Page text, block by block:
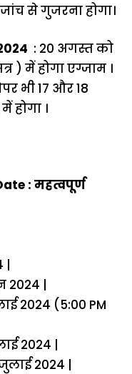
से गुजरना होगा।
: 20 अगस्त को
) में होगा एग्जाम ।
भी 17 और 18
होगा ।
: महत्वपूर्ण
|
2024 |
2024 (5:00 PM
2024 |
2024 |